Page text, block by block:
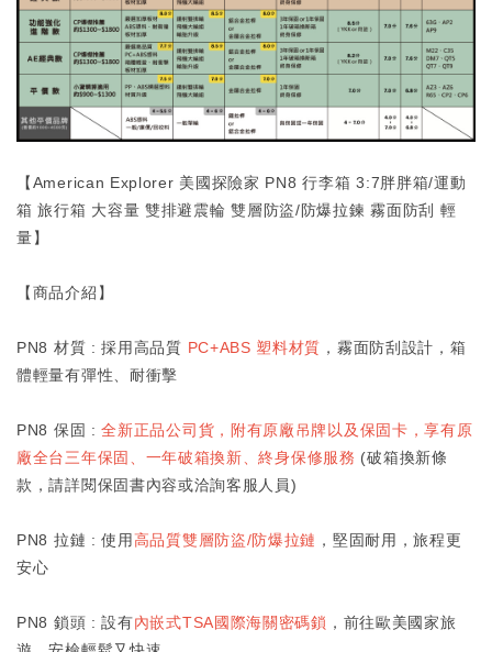
【American Explorer 美國探險家 PN8 行李箱 3:7胖胖箱/運動
箱 旅行箱 大容量 雙排避震輪 雙層防盜/防爆拉鍊 霧面防刮 輕
量】
【商品介紹】
PN8 材質 : 採用高品質 PC+ABS 塑料材質 ，霧面防刮設計，箱
體輕量有彈性、耐衝擊
PN8 保固 :全新正品公司貨，附有原廠吊牌以及保固卡，享有原
廠全台三年保固、一年破箱換新、終身保修服務 (破箱換新條
款，請詳閱保固書內容或洽詢客服人員)
PN8 拉鏈 : 使用高品質雙層防盜/防爆拉鏈 ，堅固耐用，旅程更
安心
PN8 鎖頭 : 設有內嵌式TSA國際海關密碼鎖 ，前往歐美國家旅